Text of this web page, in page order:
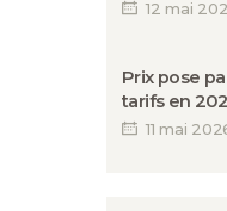
12 mai
Prix pose
tarifs en
11 mai